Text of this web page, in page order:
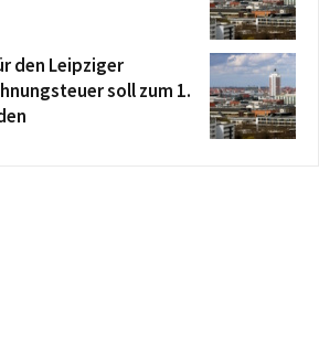
den Leipziger
soll zum 1.